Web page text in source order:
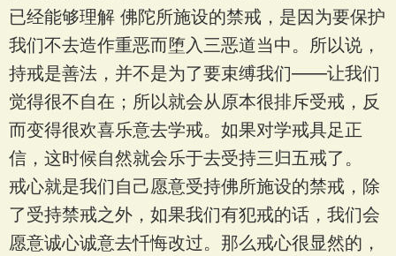
已经能够理解 佛陀所施设的禁戒，是因为要保护
我们不去造作重恶而堕入三恶道当中。所以说，
持戒是善法，并不是为了要束缚我们——让我们
觉得很不自在；所以就会从原本很排斥受戒，反
而变得很欢喜乐意去学戒。如果对学戒具足正
信，这时候自然就会乐于去受持三归五戒了。
戒心就是我们自己愿意受持佛所施设的禁戒，除
了受持禁戒之外，如果我们有犯戒的话，我们会
愿意诚心诚意去忏悔改过。那么戒心很显然的，